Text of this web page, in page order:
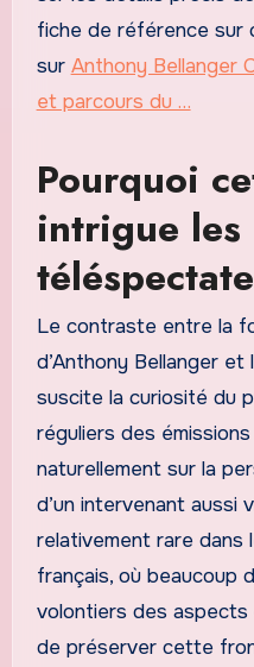
fiche de référence sur
sur Anthony Bellanger
et parcours du …
Pourquoi
intrigue les
Le contraste entre la
d’Anthony Bellanger
suscite la curiosité du
réguliers des
naturellement sur la
d’un intervenant aussi
relativement rare dans
français, où beaucoup
volontiers des aspects
de préserver cette